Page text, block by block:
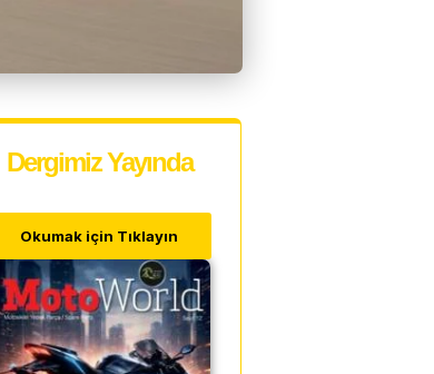
Dergimiz Yayında
Okumak için Tıklayın